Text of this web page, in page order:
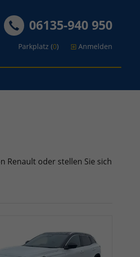
06135-940 950
Parkplatz (0) Anmelden
Renault oder stellen Sie sich